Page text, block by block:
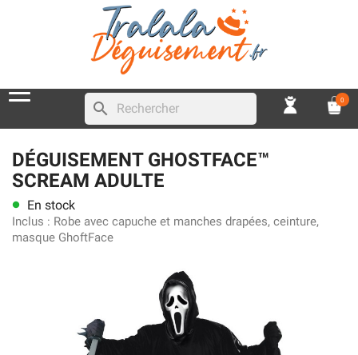
search 0
DÉGUISEMENT GHOSTFACE™
SCREAM ADULTE
lens En stock
Inclus : Robe avec capuche et manches drapées, ceinture,
masque GhoftFace